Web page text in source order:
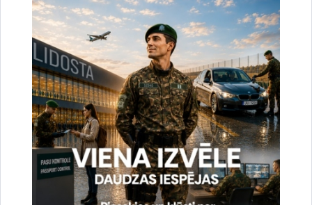
uzlabotu vietnes darbību un
pakalpojumus)
Reģistrē unikālu ID, kas tiek izmantots
statistisko datu iegūšanai par to, kā
apmeklētājs izmanto vietni.
2 gadi
_gat
Statistikas sīkdatnes (nepieciešamas, lai